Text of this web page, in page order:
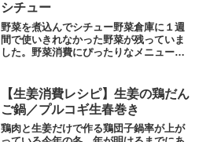
シチュー
野菜を煮込んでシチュー野菜倉庫に１週
間で使いきれなかった野菜が残っていま
した。野菜消費にぴったりなメニュー。
やすい大きさにカットしてかぼちゃをレ
ンジで5分加熱。白菜、ほ...
【生姜消費レシピ】生姜の鶏だん
ご鍋／プルコギ生春巻き
鶏肉と生姜だけで作る鶏団子鍋率が上が